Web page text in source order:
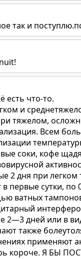
так и
есть что-то.
и
тяжелом,
Всем
соки, кофе
2 дня при
в первые сутки,
ватных
2—3 дней или в
также
применяют
короче. Я БЫ